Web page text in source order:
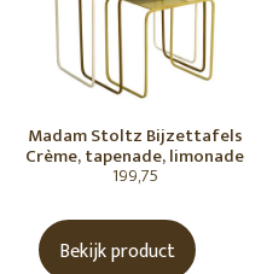
Madam Stoltz Bijzettafels
Crème, tapenade, limonade
199,75
Bekijk product